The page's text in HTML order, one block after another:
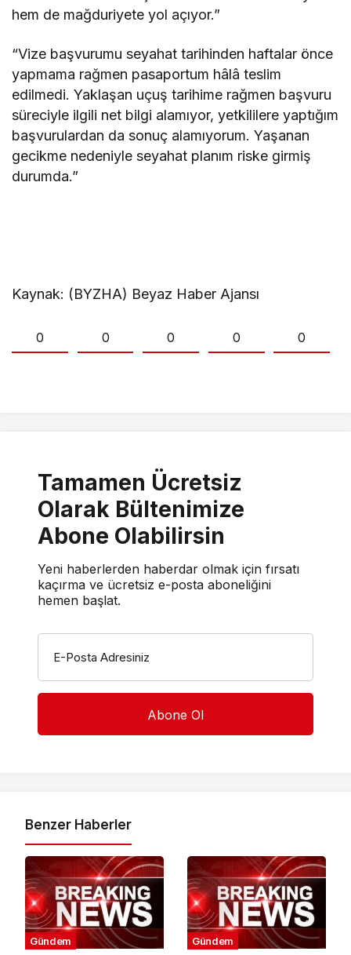
hem de mağduriyete yol açıyor.”
“Vize başvurumu seyahat tarihinden haftalar önce
yapmama rağmen pasaportum hâlâ teslim
edilmedi. Yaklaşan uçuş tarihime rağmen başvuru
süreciyle ilgili net bilgi alamıyor, yetkililere yaptığım
başvurulardan da sonuç alamıyorum. Yaşanan
gecikme nedeniyle seyahat planım riske girmiş
durumda.”
Kaynak: (BYZHA) Beyaz Haber Ajansı
0 0 0 0 0
Tamamen Ücretsiz
Olarak Bültenimize
Abone Olabilirsin
Yeni haberlerden haberdar olmak için fırsatı
kaçırma ve ücretsiz e-posta aboneliğini
hemen başlat.
E-Posta Adresiniz
Benzer Haberler
Gündem Gündem